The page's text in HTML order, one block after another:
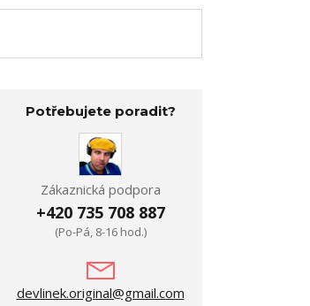
Potřebujete poradit?
Zákaznická podpora
+420 735 708 887
(Po-Pá, 8-16 hod.)
devlinek.original@gmail.com